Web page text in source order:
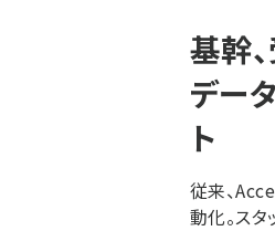
ン
く
ず
基幹
デー
ト
従来、
動化。ス